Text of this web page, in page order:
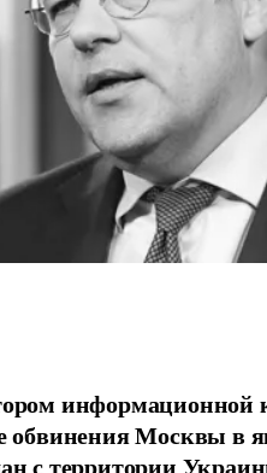
информационной
обвинения Москвы в